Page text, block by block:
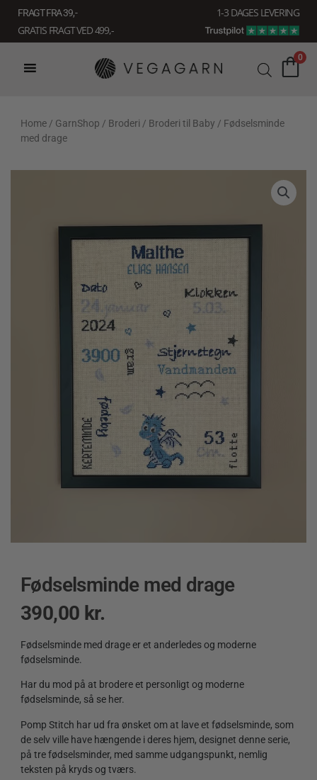
indholdet
FRAGT FRA 39, -
1-3 DAGES LEVERING
GRATIS FRAGT VED 499,-
0
Home / GarnShop / Broderi / Broderi til Baby / Fødselsminde
med drage
Fødselsminde med drage
390,00 kr.
Fødselsminde med drage er et anderledes og moderne
fødselsminde.
Har du mod på at brodere et personligt og moderne
fødselsminde, så se her.
Pomp Stitch har ud fra ønsket om at lave et fødselsminde, som
de selv ville have hængende i deres hjem, designet denne serie,
på tre fødselsminder, med samme udgangspunkt, nemlig
teksten på kryds og tværs.